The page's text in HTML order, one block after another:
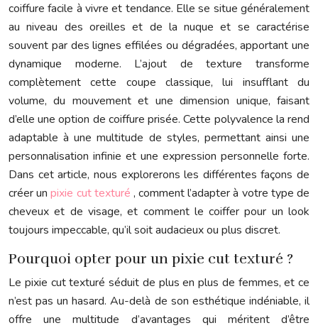
coiffure facile à vivre et tendance. Elle se situe généralement
au niveau des oreilles et de la nuque et se caractérise
souvent par des lignes effilées ou dégradées, apportant une
dynamique moderne. L’ajout de texture transforme
complètement cette coupe classique, lui insufflant du
volume, du mouvement et une dimension unique, faisant
d’elle une option de coiffure prisée. Cette polyvalence la rend
adaptable à une multitude de styles, permettant ainsi une
personnalisation infinie et une expression personnelle forte.
Dans cet article, nous explorerons les différentes façons de
créer unpixie cut texturé , comment l’adapter à votre type de
cheveux et de visage, et comment le coiffer pour un look
toujours impeccable, qu’il soit audacieux ou plus discret.
Pourquoi opter pour un pixie cut texturé ?
Le pixie cut texturé séduit de plus en plus de femmes, et ce
n’est pas un hasard. Au-delà de son esthétique indéniable, il
offre une multitude d’avantages qui méritent d’être